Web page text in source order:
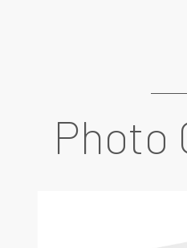
Photo